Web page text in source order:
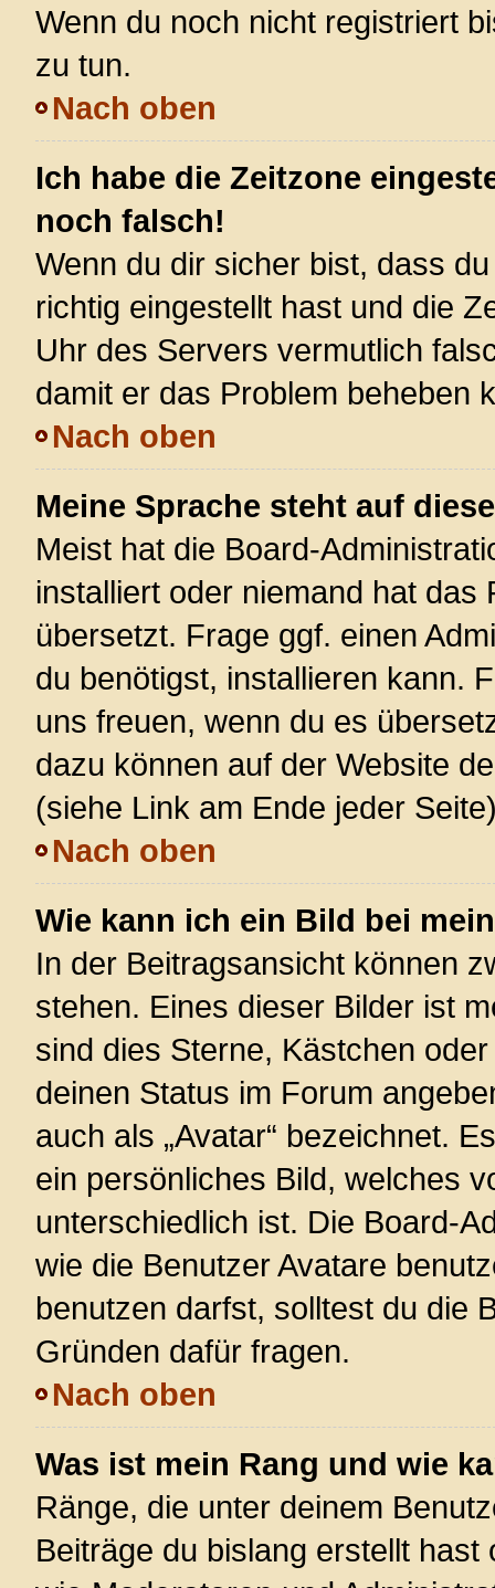
Wenn du noch nicht registriert
zu tun.
Nach oben
Ich habe die Zeitzone
noch falsch!
Wenn du dir sicher bist, dass
richtig eingestellt hast und die
Uhr des Servers vermutlich
damit er das Problem beheben
Nach oben
Meine Sprache steht auf
Meist hat die Board-
installiert oder niemand hat
übersetzt. Frage ggf. einen
du benötigst, installieren kann.
uns freuen, wenn du es
dazu können auf der Website
(siehe Link am Ende jeder
Nach oben
Wie kann ich ein Bild bei
In der Beitragsansicht können
stehen. Eines dieser Bilder ist
sind dies Sterne, Kästchen
deinen Status im Forum
auch als „Avatar“ bezeichnet.
ein persönliches Bild, welches
unterschiedlich ist. Die Board-
wie die Benutzer Avatare
benutzen darfst, solltest du die
Gründen dafür fragen.
Nach oben
Was ist mein Rang und wie
Ränge, die unter deinem
Beiträge du bislang erstellt